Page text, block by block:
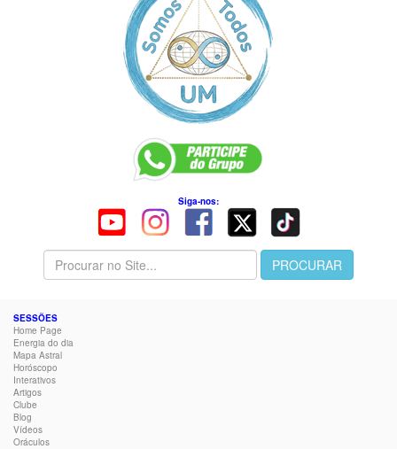
Siga-nos:
SESSÕES
Home Page
Energia do dia
Mapa Astral
Horóscopo
Interativos
Artigos
Clube
Blog
Vídeos
Oráculos